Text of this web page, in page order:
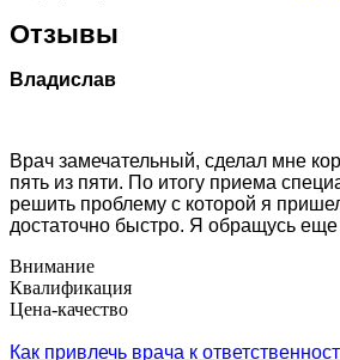
Отзывы
Владислав
Врач замечательный, сделал мне
пять из пяти. По итогу приема
решить проблему с которой я
достаточно быстро. Я обращусь еще
Внимание
Квалификация
Цена-качество
Как привлечь врача к